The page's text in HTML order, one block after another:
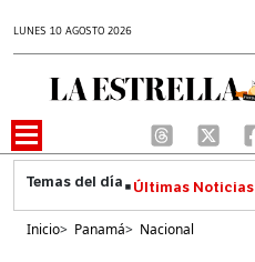
LUNES 10 AGOSTO 2026
Últimas Noticias
Inicio> Panamá> Nacional